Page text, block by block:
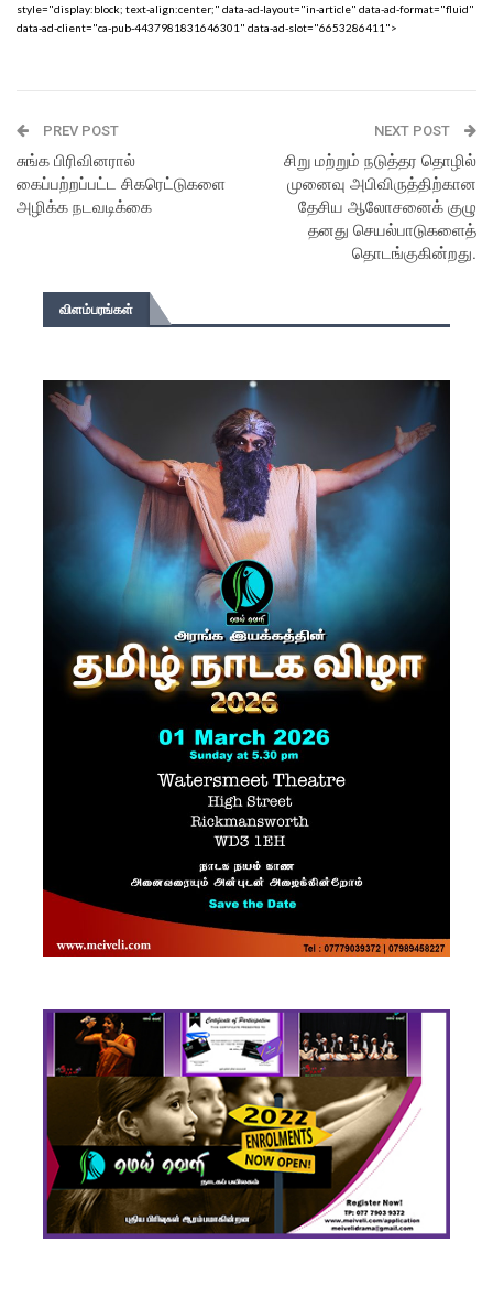
style="display:block; text-align:center;" data-ad-layout="in-article" data-ad-format="fluid"
data-ad-client="ca-pub-4437981831646301" data-ad-slot="6653286411">
PREV POST
சுங்க பிரிவினரால்
கைப்பற்றப்பட்ட சிகரெட்டுகளை
அழிக்க நடவடிக்கை
NEXT POST
சிறு மற்றும் நடுத்தர தொழில்
முனைவு அபிவிருத்திற்கான
தேசிய ஆலோசனைக் குழு
தனது செயல்பாடுகளைத்
தொடங்குகின்றது.
விளம்பரங்கள்